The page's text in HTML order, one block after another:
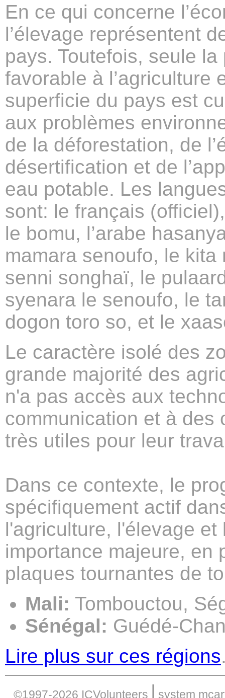
En ce qui concerne
l’élevage représentent
pays. Toutefois, seule
favorable à l’agriculture
superficie du pays est
aux problèmes
de la déforestation, de
désertification et de
eau potable. Les
sont: le français
le bomu, l’arabe
mamara senoufo, le
senni songhaï, le
syenara le senoufo, le
dogon toro so, et le
Le caractère isolé des
grande majorité des
n'a pas accès aux
communication et à des
très utiles pour leur
Dans ce contexte, le
spécifiquement actif
l'agriculture, l'élevage
importance majeure, en
plaques tournantes de
Mali: Tombouctou,
Sénégal: Guédé-
Lire plus sur ces régions
©1997-2026 ICVolunteers | system